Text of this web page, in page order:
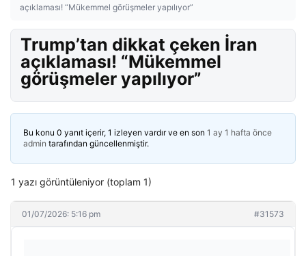
açıklaması! “Mükemmel görüşmeler yapılıyor”
Trump’tan dikkat çeken İran
açıklaması! “Mükemmel
görüşmeler yapılıyor”
Bu konu 0 yanıt içerir, 1 izleyen vardır ve en son 1 ay 1 hafta önce
admin tarafından güncellenmiştir.
1 yazı görüntüleniyor (toplam 1)
01/07/2026: 5:16 pm #31573